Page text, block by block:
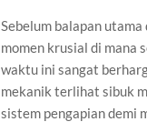
Sebelum balapan
momen krusial di mana
waktu ini sangat
mekanik terlihat sibuk
sistem pengapian demi